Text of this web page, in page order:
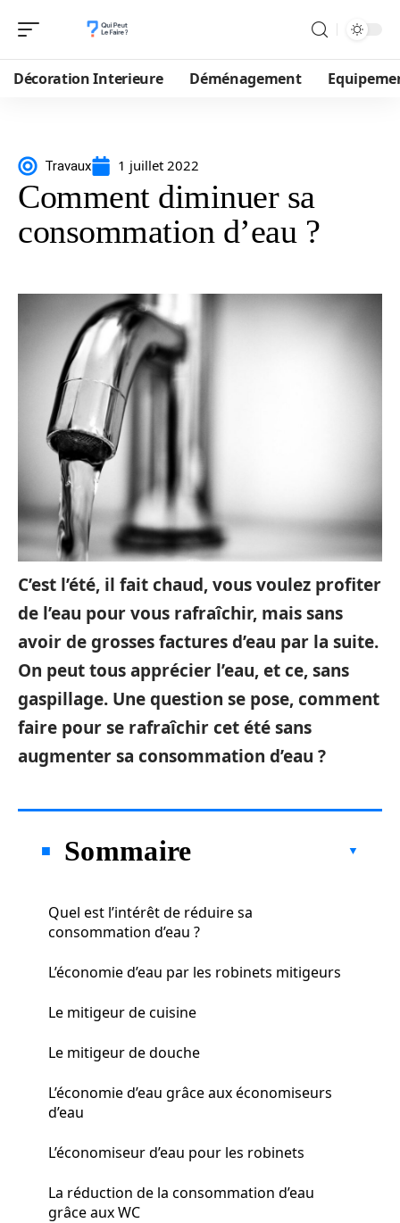
Décoration Interieure Déménagement
Travaux 1 juillet 2022
Comment diminuer sa
consommation d’eau ?
C’est l’été, il fait chaud, vous voulez profiter
de l’eau pour vous rafraîchir, mais sans
avoir de grosses factures d’eau par la suite.
On peut tous apprécier l’eau, et ce, sans
gaspillage. Une question se pose, comment
faire pour se rafraîchir cet été sans
augmenter sa consommation d’eau ?
Sommaire
Quel est l’intérêt de réduire sa
consommation d’eau ?
L’économie d’eau par les robinets mitigeurs
Le mitigeur de cuisine
Le mitigeur de douche
L’économie d’eau grâce aux économiseurs
d’eau
L’économiseur d’eau pour les robinets
La réduction de la consommation d’eau
grâce aux WC